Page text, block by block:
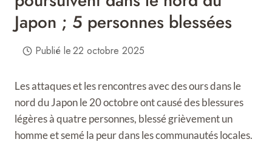
Japon ; 5 personnes blessées
Publié le22 octobre 2025
Les attaques et les rencontres avec des ours dans le
nord du Japon le 20 octobre ont causé des blessures
légères à quatre personnes, blessé grièvement un
homme et semé la peur dans les communautés locales.